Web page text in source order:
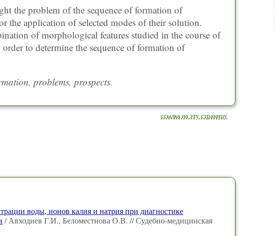
the problem of the sequence of formation of
the application of selected modes of their solution.
of morphological features studied in the course of
to determine the sequence of formation of
problems, prospects.
ссылка на эту страницу
воды, ионов калия и натрия при диагностике
/ Авходиев Г.И., Беломестнова О.В. // Судебно-медицинская